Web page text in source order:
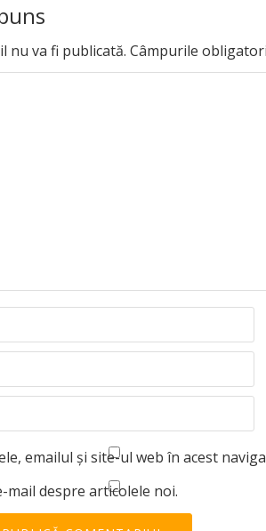
nu va fi publicată. Câmpurile
emailul și site-ul web în acest
despre articolele noi.